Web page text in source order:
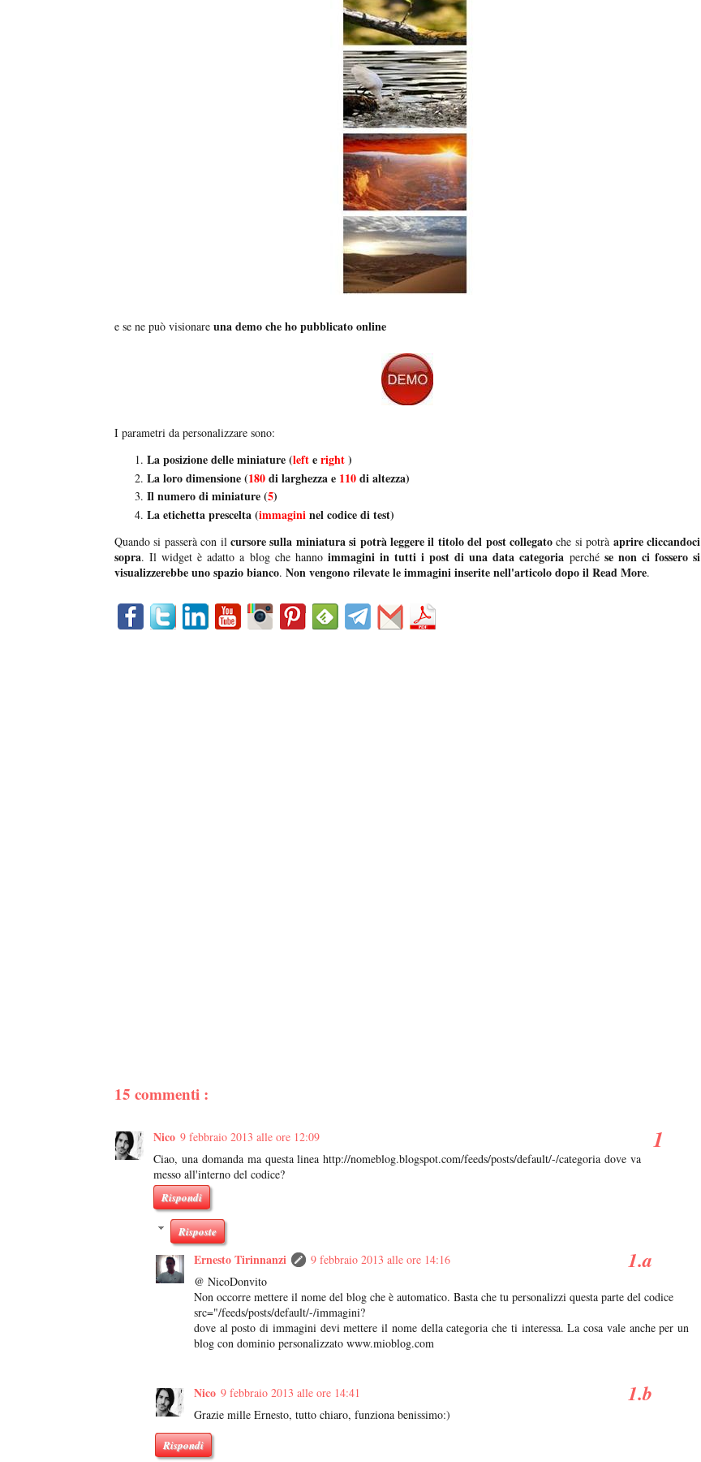
e se ne può visionare una demo che ho pubblicato online
I parametri da personalizzare sono:
La posizione delle miniature (lefteright)
La loro dimensione (180di larghezza e 110di altezza)
Il numero di miniature (5)
La etichetta prescelta (immagininel codice di test)
Quando si passerà con il cursore sulla miniatura si potrà leggere il titolo del post collegato che si potrà aprire cliccandoci
sopra. Il widget è adatto a blog che hanno immagini in tutti i post di una data categoria perché se non ci fossero si
visualizzerebbe uno spazio bianco. Non vengono rilevate le immagini inserite nell'articolo dopo il Read More.
15 commenti :
Nico 9 febbraio 2013 alle ore 12:09
Ciao, una domanda ma questa linea http://nomeblog.blogspot.com/feeds/posts/default/-/categoria dove va
messo all'interno del codice?
Rispondi
Risposte
Ernesto Tirinnanzi
9 febbraio 2013 alle ore 14:16
@ NicoDonvito
Non occorre mettere il nome del blog che è automatico. Basta che tu personalizzi questa parte del codice
src="/feeds/posts/default/-/immagini?
dove al posto di immagini devi mettere il nome della categoria che ti interessa. La cosa vale anche per un
blog con dominio personalizzato www.mioblog.com
Nico 9 febbraio 2013 alle ore 14:41
Grazie mille Ernesto, tutto chiaro, funziona benissimo:)
Rispondi